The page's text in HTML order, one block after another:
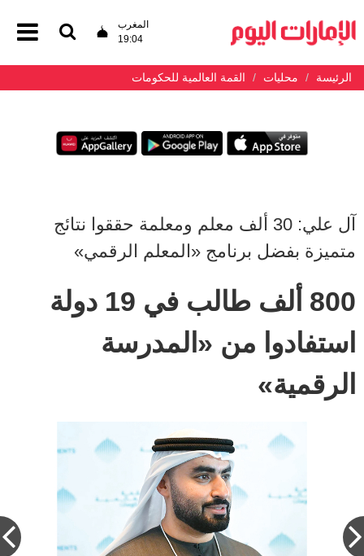
المغرب
19:04
الرئيسة محليات القمة العالمية للحكومات
آل علي: 30 ألف معلم ومعلمة حققوا نتائج
متميزة بفضل برنامج «المعلم الرقمي»
800 ألف طالب في 19 دولة
استفادوا من «المدرسة
الرقمية»